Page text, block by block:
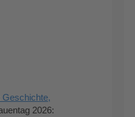
Geschichte,
2026: